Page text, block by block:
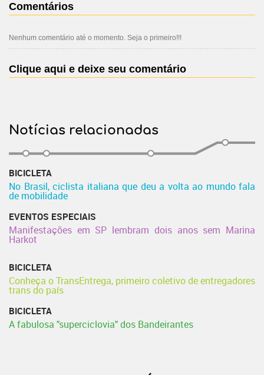
Comentários
Nenhum comentário até o momento. Seja o primeiro!!!
Clique aqui e deixe seu comentário
Notícias relacionadas
BICICLETA
No Brasil, ciclista italiana que deu a volta ao mundo fala
de mobilidade
EVENTOS ESPECIAIS
Manifestações em SP lembram dois anos sem Marina
Harkot
BICICLETA
Conheça o TransEntrega, primeiro coletivo de entregadores
trans do país
BICICLETA
A fabulosa "superciclovia" dos Bandeirantes